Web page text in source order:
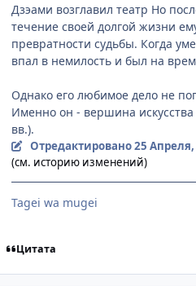
Дзэами возглавил театр Но
течение своей долгой жизни
превратности судьбы. Когда
впал в немилость и был на
Однако его любимое дело не
Именно он - вершина
вв.).
Отредактировано25 Апреля,
(см. историю изменений)
Tagei wa mugei
Цитата